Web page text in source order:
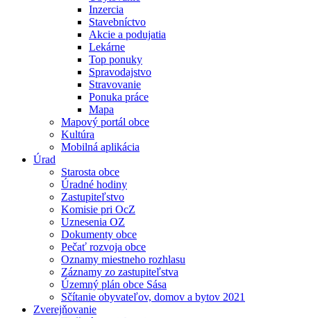
Inzercia
Stavebníctvo
Akcie a podujatia
Lekárne
Top ponuky
Spravodajstvo
Stravovanie
Ponuka práce
Mapa
Mapový portál obce
Kultúra
Mobilná aplikácia
Úrad
Starosta obce
Úradné hodiny
Zastupiteľstvo
Komisie pri OcZ
Uznesenia OZ
Dokumenty obce
Pečať rozvoja obce
Oznamy miestneho rozhlasu
Záznamy zo zastupiteľstva
Územný plán obce Sása
Sčítanie obyvateľov, domov a bytov 2021
Zverejňovanie